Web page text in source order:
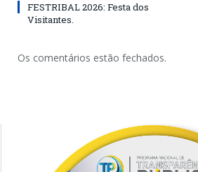
FESTRIBAL 2026: Festa dos
Visitantes.
Os comentários estão fechados.